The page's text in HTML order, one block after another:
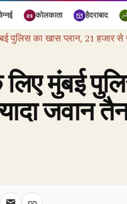
कोलकाता हैदराबाद
पुलिस का खास प्लान, 21 हजार से
मुंबई
जवान